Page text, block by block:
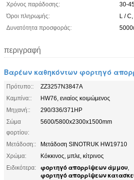
Χρόνος παράδοσης:
30-
Όροι πληρωμής:
L /
Δυνατότητα προσφοράς:
περιγραφή
Βαρέων καθηκόντων φορτηγό
Πρότυπο::
ZZ3257N3847A
Καμπίνα::
HW76, ενιαίος κοιμώμενος
Μηχανή::
290/336/371HP
Σώμα
φορτίου:
5600/5800x2300x1500mm
Μετάδοση::
Μετάδοση SINOTRUK HW19710
Χρώμα:
Κόκκινος, μπλε, κίτρινος
Ειδικότερα:
φορτηγό απορρίψεων άμμου,
φορτηγό απορρίψεων